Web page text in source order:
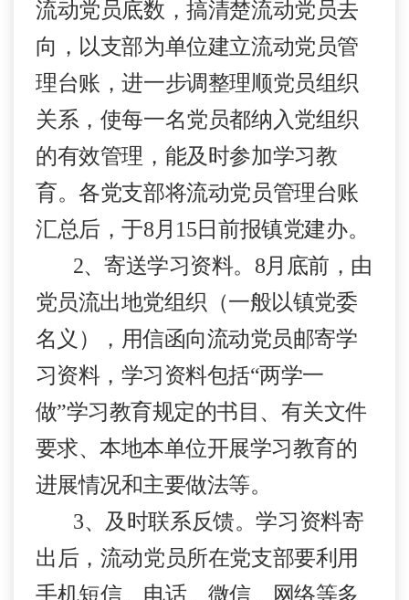
流动党员底数，搞清楚流动党员去
向，以支部为单位建立流动党员管
理台账，进一步调整理顺党员组织
关系，使每一名党员都纳入党组织
的有效管理，能及时参加学习教
育。各党支部将流动党员管理台账
汇总后，于8 月 15日前报镇党建办。
2、寄送学习资料。 8月底前， 由
党员流出地党组织（一般以镇党委
名义），用信函向流动党员邮寄学
习资料，学习资料包括“两学一
做”学习教育规定的书目、有关文件
要求、本地本单位开展学习教育的
进展情况和主要做法等。
3、 及时联系反馈。学习资料寄
出后，流动党员所在党支部要利用
手机短信、电话、微信、网络等多